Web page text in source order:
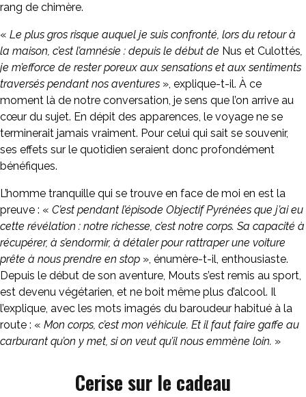
rang de chimère.
« Le plus gros risque auquel je suis confronté, lors du retour à
la maison, c’est l’amnésie : depuis le début de Nus et Culottés,
je m’efforce de rester poreux aux sensations et aux sentiments
traversés pendant nos aventures », explique-t-il. À ce
moment là de notre conversation, je sens que l’on arrive au
cœur du sujet. En dépit des apparences, le voyage ne se
terminerait jamais vraiment. Pour celui qui sait se souvenir,
ses effets sur le quotidien seraient donc profondément
bénéfiques.
L’homme tranquille qui se trouve en face de moi en est la
preuve : « C’est pendant l’épisode Objectif Pyrénées que j’ai eu
cette révélation : notre richesse, c’est notre corps. Sa capacité à
récupérer, à s’endormir, à détaler pour rattraper une voiture
prête à nous prendre en stop », énumère-t-il, enthousiaste.
Depuis le début de son aventure, Mouts s’est remis au sport,
est devenu végétarien, et ne boit même plus d’alcool. Il
l’explique, avec les mots imagés du baroudeur habitué à la
route : « Mon corps, c’est mon véhicule. Et il faut faire gaffe au
carburant qu’on y met, si on veut qu’il nous emmène loin. »
Cerise sur le cadeau